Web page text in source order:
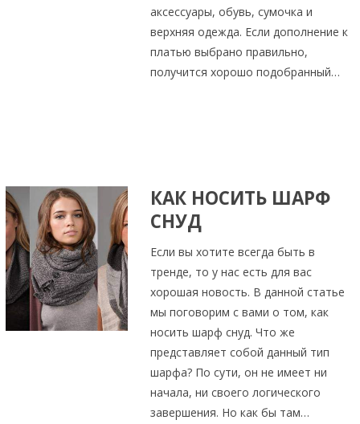
аксессуары, обувь, сумочка и
верхняя одежда. Если дополнение к
платью выбрано правильно,
получится хорошо подобранный…
КАК НОСИТЬ ШАРФ
СНУД
Если вы хотите всегда быть в
тренде, то у нас есть для вас
хорошая новость. В данной статье
мы поговорим с вами о том, как
носить шарф снуд. Что же
представляет собой данный тип
шарфа? По сути, он не имеет ни
начала, ни своего логического
завершения. Но как бы там…